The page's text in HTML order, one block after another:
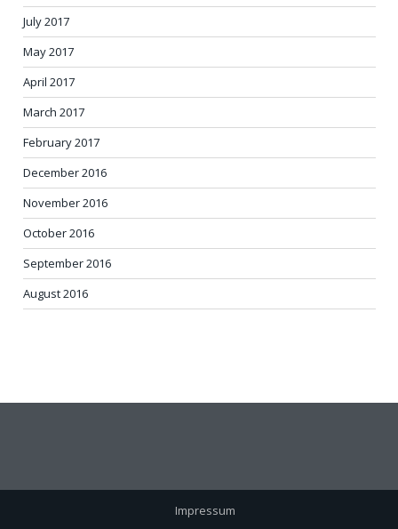
July 2017
May 2017
April 2017
March 2017
February 2017
December 2016
November 2016
October 2016
September 2016
August 2016
Impressum